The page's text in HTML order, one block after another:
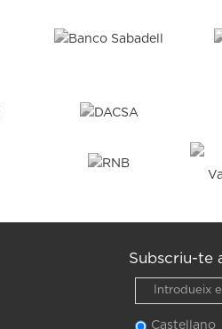
Subscriu-te
Castellano